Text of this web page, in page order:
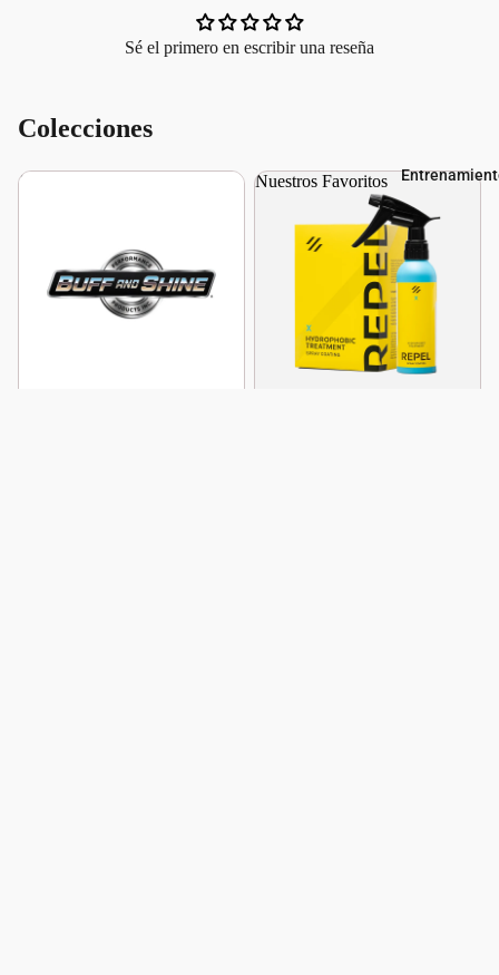
Rupes
The Rag
Compan
y
Sé el primero en escribir una reseña
Colecciones
Buff and Shine Nuestros Favoritos